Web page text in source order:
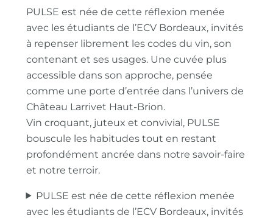
PULSE est née de cette réflexion menée
avec les étudiants de l’ECV Bordeaux, invités
à repenser librement les codes du vin, son
contenant et ses usages. Une cuvée plus
accessible dans son approche, pensée
comme une porte d’entrée dans l’univers de
Château Larrivet Haut-Brion.
Vin croquant, juteux et convivial, PULSE
bouscule les habitudes tout en restant
profondément ancrée dans notre savoir-faire
et notre terroir.
PULSE est née de cette réflexion menée
avec les étudiants de l’ECV Bordeaux, invités